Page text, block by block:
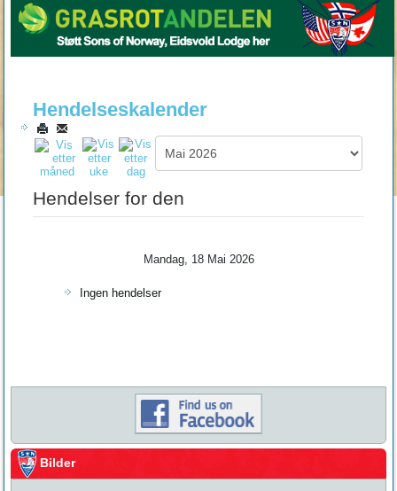
Hendelseskalender
Hendelser for den
Mandag, 18 Mai 2026
Ingen hendelser
Bilder